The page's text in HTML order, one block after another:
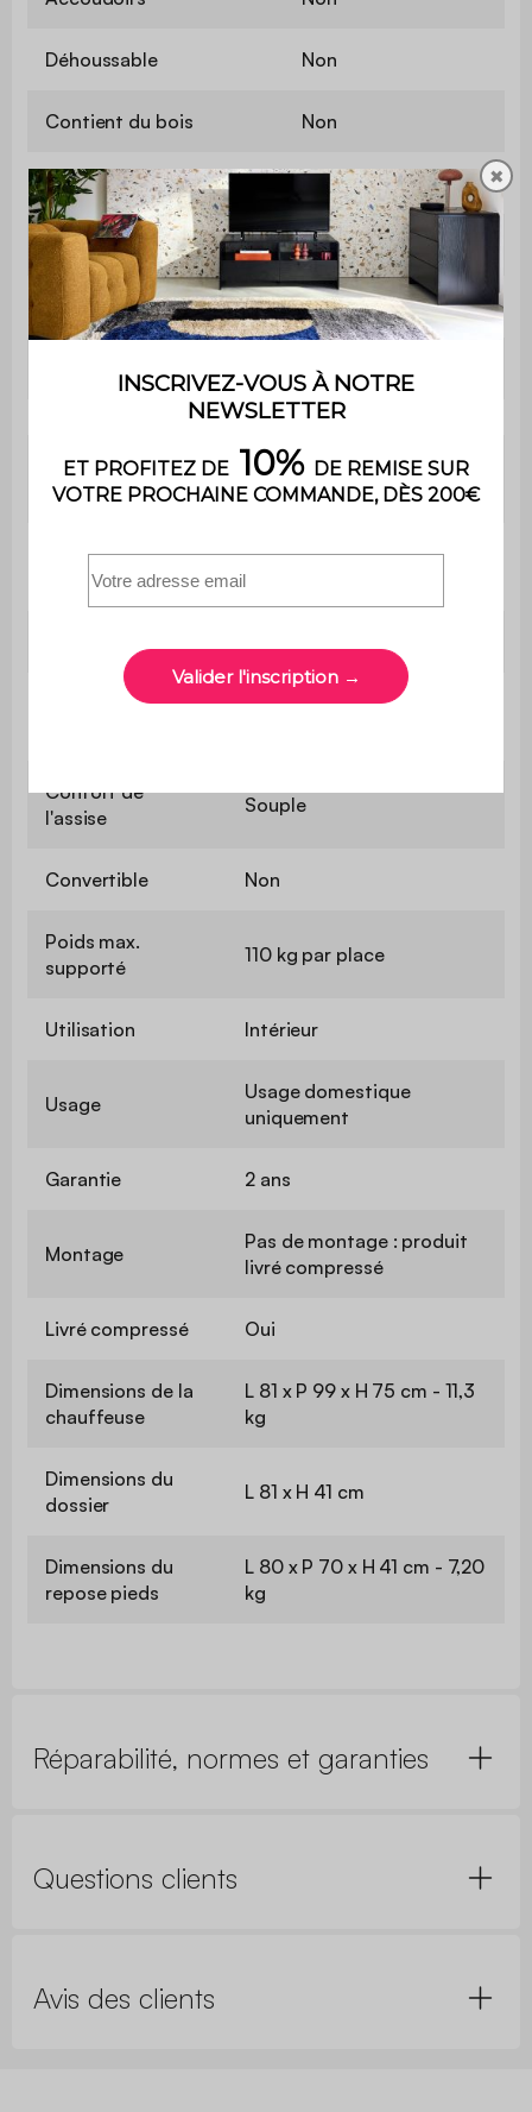
Déhoussable Non
Contient du bois Non
Matière Bouclette texturée
Matière de la structure Mousse
Grammage du tissu 500 g/m²
PU
Garnissage assise
Mousse polyuréthane
(30kg/m3)
Garnissage
dossier
Mousse polyuréthane
(30kg/m3)
Profondeur
Confort de
l'assise
Souple
Convertible Non
Poids max.
supporté
110 kg par place
Utilisation Intérieur
Usage
Usage domestique
uniquement
Garantie 2 ans
Montage
Pas de montage : produit
livré compressé
Livré compressé Oui
Dimensions de la
chauffeuse
L 81 x P 99 x H 75 cm - 11,3
kg
Dimensions du
dossier
L 81 x H 41 cm
Dimensions du
repose pieds
L 80 x P 70 x H 41 cm - 7,20
kg
Réparabilité, normes et garanties
Questions clients
Avis des clients
✖